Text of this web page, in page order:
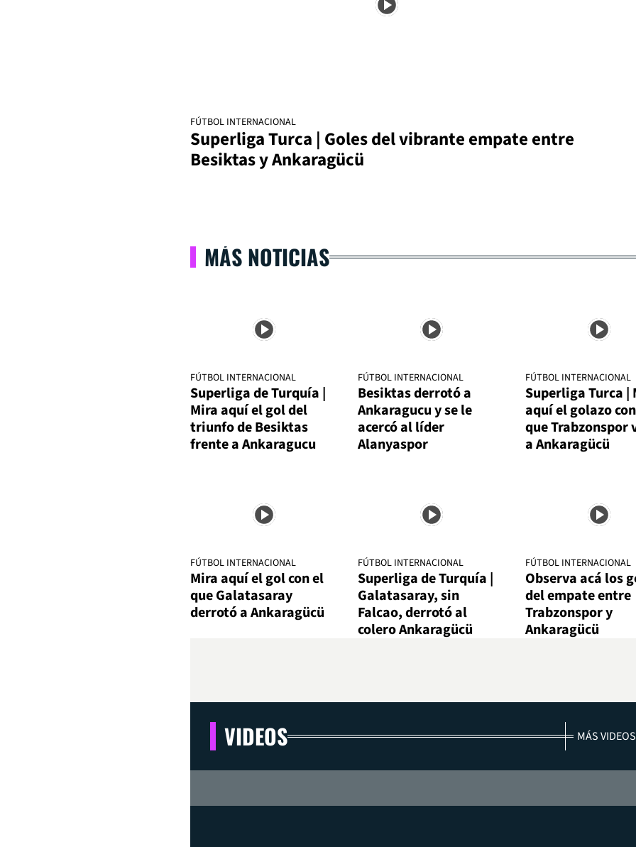
FÚTBOL INTERNACIONAL
Superliga Turca | Goles del vibrante empate entre
Besiktas y Ankaragücü
MÁS NOTICIAS
FÚTBOL INTERNACIONAL
Superliga de Turquía |
Mira aquí el gol del
triunfo de Besiktas
frente a Ankaragucu
FÚTBOL INTERNACIONAL
Besiktas derrotó a
Ankaragucu y se le
acercó al líder
Alanyaspor
FÚTBOL INTERNACIONAL
Superliga Turca |
aquí el golazo
que Trabzonspor
a Ankaragücü
FÚTBOL INTERNACIONAL
Mira aquí el gol con el
que Galatasaray
derrotó a Ankaragücü
FÚTBOL INTERNACIONAL
Superliga de Turquía |
Galatasaray, sin
Falcao, derrotó al
colero Ankaragücü
FÚTBOL INTERNACIONAL
Observa acá los
del empate entre
Trabzonspor y
Ankaragücü
VIDEOS MÁS VIDEOS